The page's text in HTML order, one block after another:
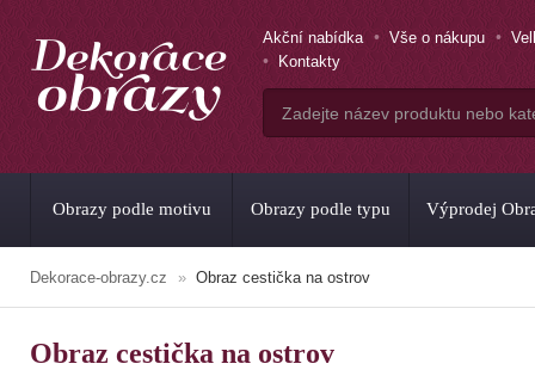
Akční nabídka Vše o nákupu
Kontakty
Obrazy podle motivu Obrazy podle typu Výprodej
Dekorace-obrazy.cz Obraz cestička na ostrov
Obraz cestička na ostrov